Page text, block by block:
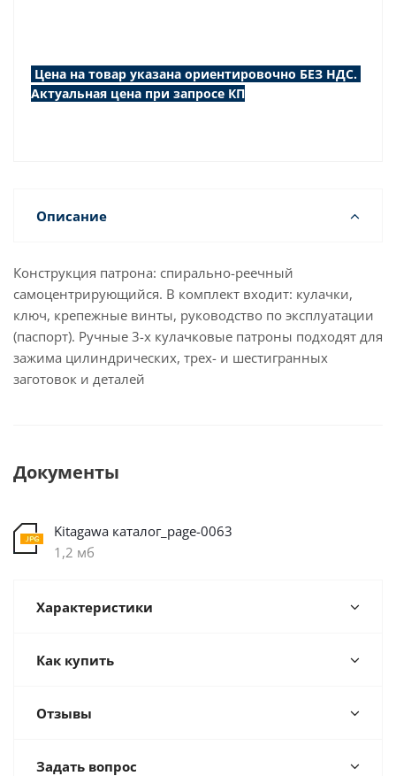
Цена на товар указана ориентировочно БЕЗ НДС.
Актуальная цена при запросе КП
Описание
Конструкция патрона: спирально-реечный
самоцентрирующийся. В комплект входит: кулачки,
ключ, крепежные винты, руководство по эксплуатации
(паспорт). Ручные 3-х кулачковые патроны подходят для
зажима цилиндрических, трех- и шестигранных
заготовок и деталей
Документы
Kitagawa каталог_page-0063
1,2 мб
Характеристики
Как купить
Отзывы
Задать вопрос